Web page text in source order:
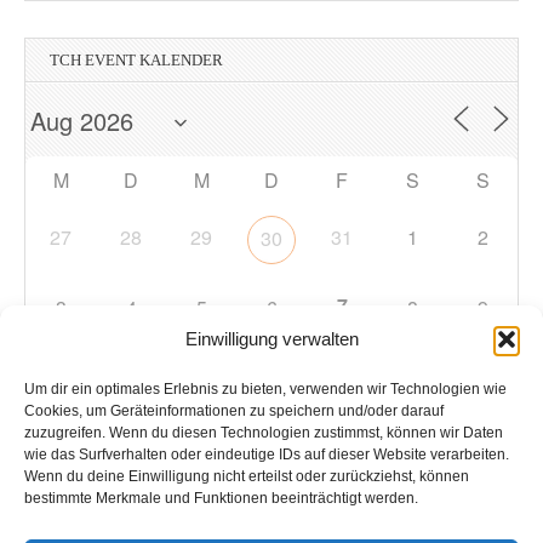
Einwilligung verwalten
Um dir ein optimales Erlebnis zu bieten, verwenden wir Technologien wie
Cookies, um Geräteinformationen zu speichern und/oder darauf
zuzugreifen. Wenn du diesen Technologien zustimmst, können wir Daten
wie das Surfverhalten oder eindeutige IDs auf dieser Website verarbeiten.
Wenn du deine Einwilligung nicht erteilst oder zurückziehst, können
bestimmte Merkmale und Funktionen beeinträchtigt werden.
TCH EVENT KALENDER
M D M D F S S
27 28 29 30 31 1 2
3 4 5 6 7 8 9
10 11 12 13 14 15
17 18 19 20 21 22 23